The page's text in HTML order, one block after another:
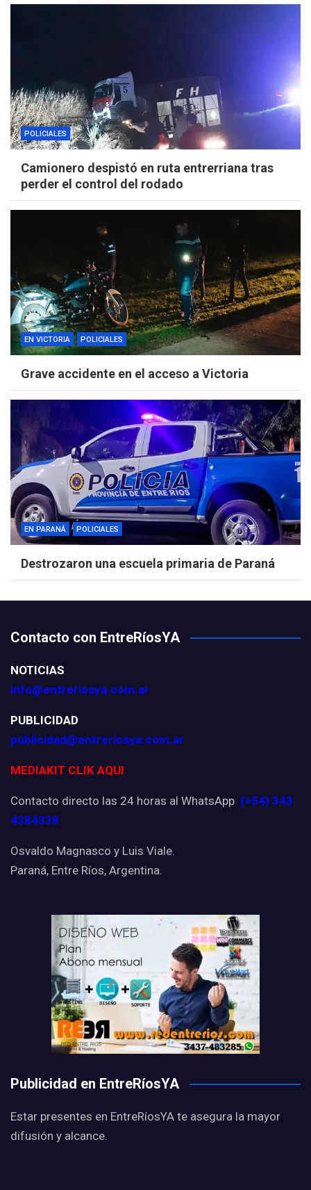
POLICIALES
Camionero despistó en ruta entrerriana tras
perder el control del rodado
EN VICTORIA POLICIALES
Grave accidente en el acceso a Victoria
EN PARANÁ POLICIALES
Destrozaron una escuela primaria de Paraná
Contacto con EntreRíosYA
NOTICIAS
info@entreriosya.com.ar
PUBLICIDAD
publicidad@entreriosya.com.ar
MEDIAKIT CLIK AQUI
Contacto directo las 24 horas al WhatsApp (+54) 343
4384338
Osvaldo Magnasco y Luis Viale.
Paraná, Entre Ríos, Argentina.
Publicidad en EntreRíosYA
Estar presentes en EntreRíosYA te asegura la mayor
difusión y alcance.